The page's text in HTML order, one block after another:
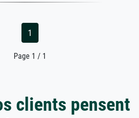
1
Page 1 / 1
clients pensent